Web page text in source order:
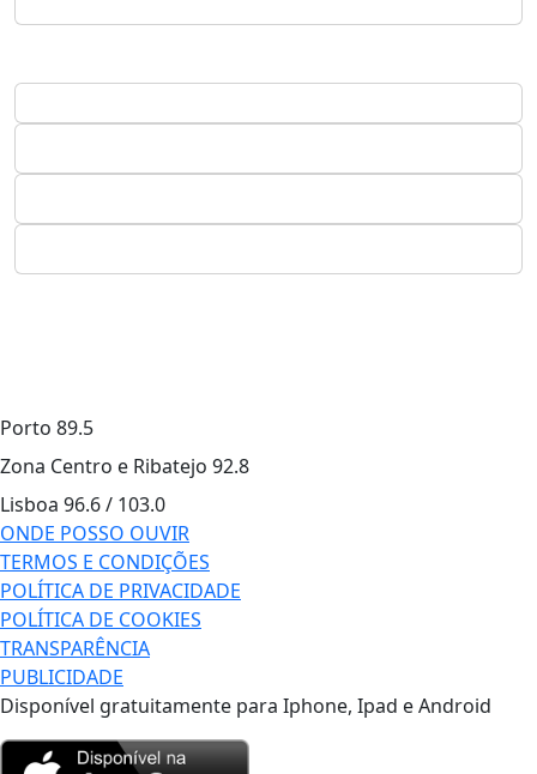
Porto 89.5
Zona Centro e Ribatejo 92.8
Lisboa 96.6 / 103.0
ONDE POSSO OUVIR
TERMOS E CONDIÇÕES
POLÍTICA DE PRIVACIDADE
POLÍTICA DE COOKIES
TRANSPARÊNCIA
PUBLICIDADE
Disponível gratuitamente para Iphone, Ipad e Android